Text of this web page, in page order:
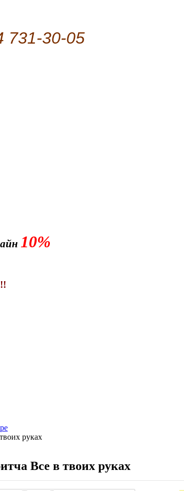
731-30-05
10%
руках
Все в твоих руках